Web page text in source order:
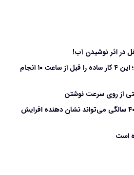
در اثر نوشیدن آب!
مغز سالم می‌خواهید؛ این ۴ کار ساده را قبل از ساعت ۱۰ انجام
از روی سرعت نوشتن
زمین خوردن پس از ۴۰ سالگی می‌تواند نشان‌ دهنده‌ افرایش
است